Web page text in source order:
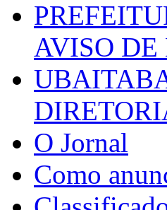
AVISO DE
O Jornal
Como